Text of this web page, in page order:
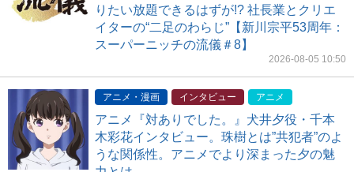
りたい放題できるはずが!? 社長業とクリエ
イターの“二足のわらじ”【新川宗平53周年：
スーパーニッチの流儀＃8】
2026-08-05 10:50
アニメ・漫画 インタビュー アニメ
アニメ『対ありでした。』犬井夕役・千本
木彩花インタビュー。珠樹とは”共犯者”のよ
うな関係性。アニメでより深まった夕の魅